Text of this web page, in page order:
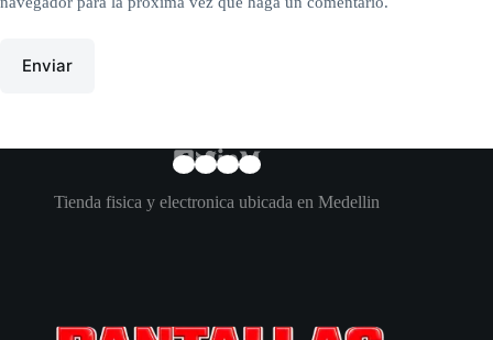
Enviar
Tienda fisica y electronica ubicada en Medellin